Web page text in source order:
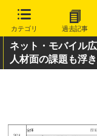
カテゴリ 過去記事
ネット・モバイル
人材面の課題も浮